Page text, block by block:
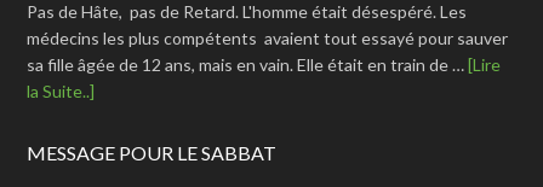
Pas de Hâte, pas de Retard. L'homme était désespéré. Les
médecins les plus compétents avaient tout essayé pour sauver
sa fille âgée de 12 ans, mais en vain. Elle était en train de …[Lire
la Suite..]
MESSAGE POUR LE SABBAT